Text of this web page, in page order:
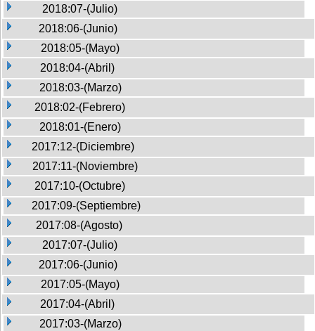
2018:07-(Julio)
2018:06-(Junio)
2018:05-(Mayo)
2018:04-(Abril)
2018:03-(Marzo)
2018:02-(Febrero)
2018:01-(Enero)
2017:12-(Diciembre)
2017:11-(Noviembre)
2017:10-(Octubre)
2017:09-(Septiembre)
2017:08-(Agosto)
2017:07-(Julio)
2017:06-(Junio)
2017:05-(Mayo)
2017:04-(Abril)
2017:03-(Marzo)